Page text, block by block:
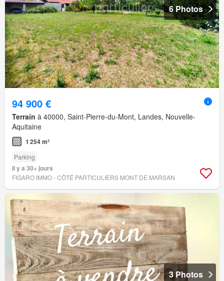
6 Photos
94 900 €
Terrain à 40000, Saint-Pierre-du-Mont, Landes, Nouvelle-
Aquitaine
1 254 m²
Parking
Il y a 30+ jours
FIGARO IMMO - CÔTÉ PARTICULIERS MONT DE MARSAN
3 Photos